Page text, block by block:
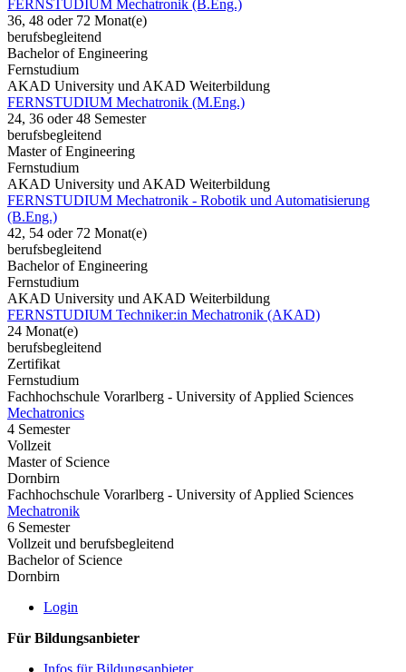
FERNSTUDIUM Mechatronik (B.Eng.)
36, 48 oder 72 Monat(e)
berufsbegleitend
Bachelor of Engineering
Fernstudium
AKAD University und AKAD Weiterbildung
FERNSTUDIUM Mechatronik (M.Eng.)
24, 36 oder 48 Semester
berufsbegleitend
Master of Engineering
Fernstudium
AKAD University und AKAD Weiterbildung
FERNSTUDIUM Mechatronik - Robotik und Automatisierung
(B.Eng.)
42, 54 oder 72 Monat(e)
berufsbegleitend
Bachelor of Engineering
Fernstudium
AKAD University und AKAD Weiterbildung
FERNSTUDIUM Techniker:in Mechatronik (AKAD)
24 Monat(e)
berufsbegleitend
Zertifikat
Fernstudium
Fachhochschule Vorarlberg - University of Applied Sciences
Mechatronics
4 Semester
Vollzeit
Master of Science
Dornbirn
Fachhochschule Vorarlberg - University of Applied Sciences
Mechatronik
6 Semester
Vollzeit und berufsbegleitend
Bachelor of Science
Dornbirn
Login
Für Bildungsanbieter